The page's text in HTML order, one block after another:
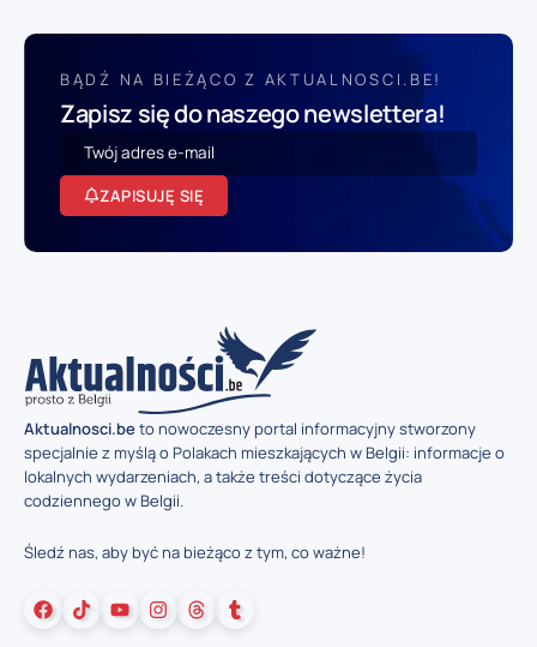
BĄDŹ NA BIEŻĄCO Z AKTUALNOSCI.BE!
Zapisz się do naszego newslettera!
ZAPISUJĘ SIĘ
Aktualnosci.beto nowoczesny portal informacyjny stworzony
specjalnie z myślą o Polakach mieszkających w Belgii: informacje o
lokalnych wydarzeniach, a także treści dotyczące życia
codziennego w Belgii.
Śledź nas, aby być na bieżąco z tym, co ważne!